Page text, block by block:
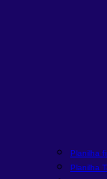
Planilha
Planilha